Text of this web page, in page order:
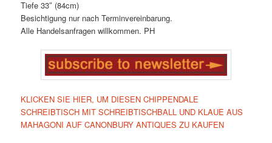
Tiefe 33″ (84cm)
Besichtigung nur nach Terminvereinbarung.
Alle Handelsanfragen willkommen. PH
KLICKEN SIE HIER, UM DIESEN CHIPPENDALE
SCHREIBTISCH MIT SCHREIBTISCHBALL UND KLAUE AUS
MAHAGONI AUF CANONBURY ANTIQUES ZU KAUFEN